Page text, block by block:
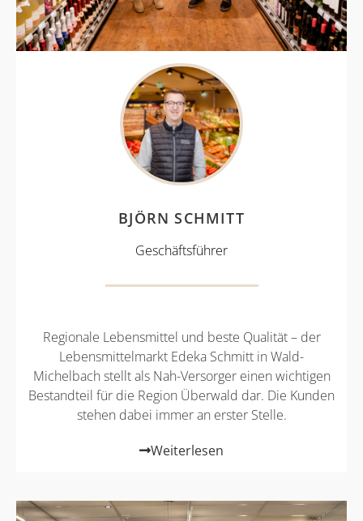
BJÖRN SCHMITT
Geschäftsführer
Regionale Lebensmittel und beste Qualität – der
Lebensmittelmarkt Edeka Schmitt in Wald-
Michelbach stellt als Nah-Versorger einen wichtigen
Bestandteil für die Region Überwald dar. Die Kunden
stehen dabei immer an erster Stelle.
Weiterlesen